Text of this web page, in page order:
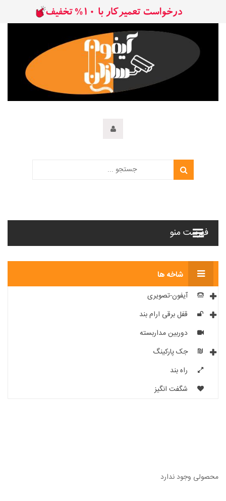
فهرست منو
شاخه ها
آیفون-تصویری
قفل برقی ارام بند
دوربین مداربسته
جک پارکینگ
راه بند
شگفت انگیز
محصولی وجود ندارد